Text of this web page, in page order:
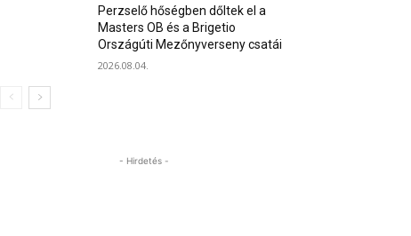
Perzselő hőségben dőltek el a
Masters OB és a Brigetio
Országúti Mezőnyverseny csatái
2026.08.04.
- Hirdetés -